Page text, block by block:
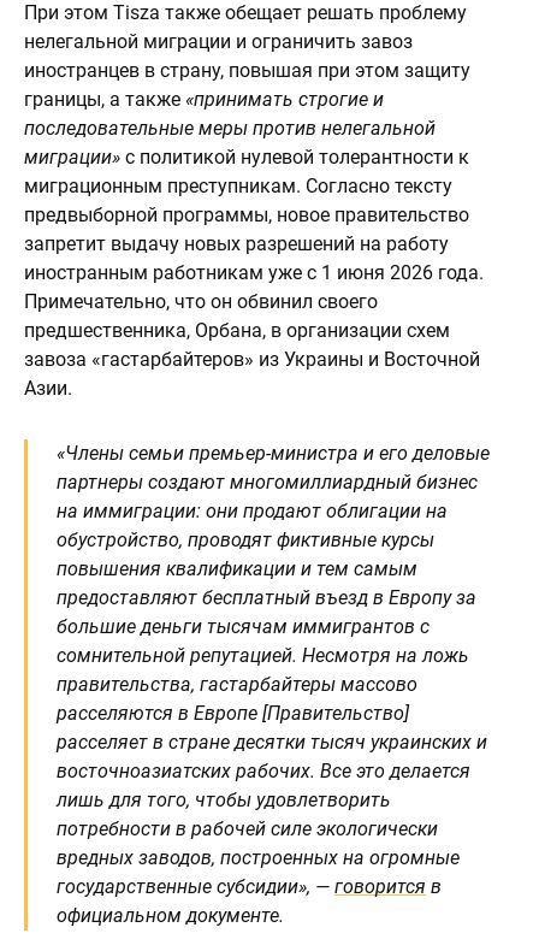
При этом Tisza также обещает решать проблему
нелегальной миграции и ограничить завоз
иностранцев в страну, повышая при этом защиту
границы, а также «принимать строгие и
последовательные меры против нелегальной
миграции» с политикой нулевой толерантности к
миграционным преступникам. Согласно тексту
предвыборной программы, новое правительство
запретит выдачу новых разрешений на работу
иностранным работникам уже с 1 июня 2026 года.
Примечательно, что он обвинил своего
предшественника, Орбана, в организации схем
завоза «гастарбайтеров» из Украины и Восточной
Азии.
«Члены семьи премьер-министра и его деловые
партнеры создают многомиллиардный бизнес
на иммиграции: они продают облигации на
обустройство, проводят фиктивные курсы
повышения квалификации и тем самым
предоставляют бесплатный въезд в Европу за
большие деньги тысячам иммигрантов с
сомнительной репутацией. Несмотря на ложь
правительства, гастарбайтеры массово
расселяются в Европе [Правительство]
расселяет в стране десятки тысяч украинских и
восточноазиатских рабочих. Все это делается
лишь для того, чтобы удовлетворить
потребности в рабочей силе экологически
вредных заводов, построенных на огромные
государственные субсидии», — говорится в
официальном документе.